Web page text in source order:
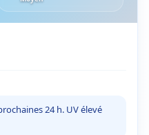
24 h. UV élevé